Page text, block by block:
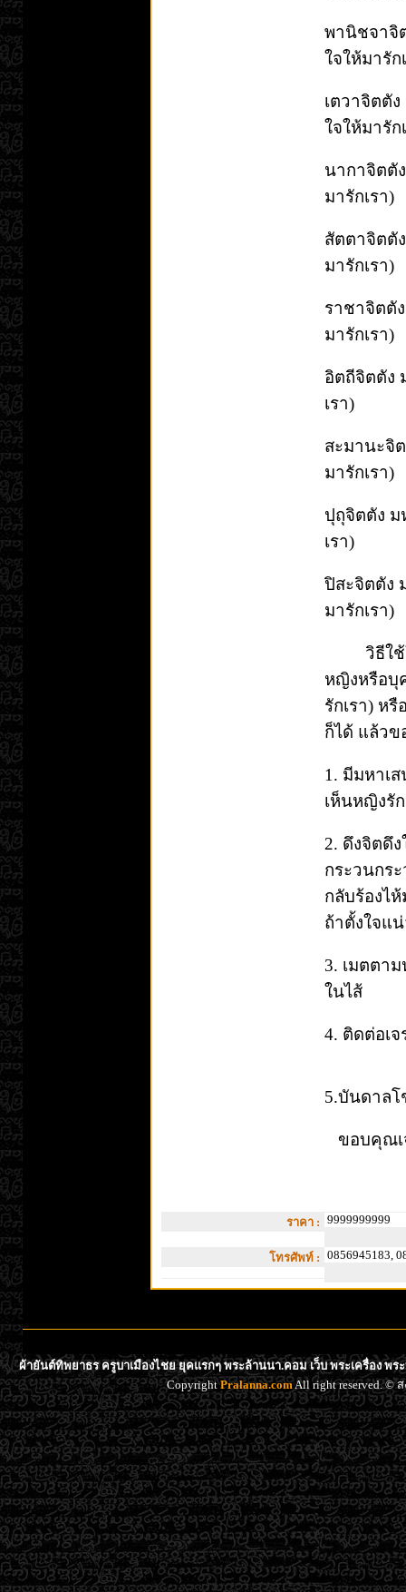
พานิชจาจิ
ใจให้มารั
เตวาจิตตั
ใจให้มารั
นากาจิตตั
มารักเรา)
สัตตาจิตตั
มารักเรา)
ราชาจิตตั
มารักเรา)
อิตถีจิตตัง
เรา)
สะมานะจิ
มารักเรา)
ปุถุจิตตัง ม
เรา)
ปิสะจิตตัง
มารักเรา)
วิธีใช้ให้
หญิงหรือบุ
รักเรา) ห
ก็ได้ แล้ว
1. มีมหาเ
เห็นหญิงรั
2. ดึงจิตดึ
กระวนกร
กลับร้องไ
ถ้าตั้งใจแ
3. เมตตา
ในไส้
4. ติดต่อเ
5.บันดาล
ขอบคุณเ
ราคา : 9999999999
โทรศัพท์ : 0856945183,
ผ้ายันต์ทิพยาธร ครูบาเมืองไชย ยุคแรกๆ พระล้านนา.คอม เว็บ พระเครื่อง พ
CopyrightPralanna.comAll right reserved. ©